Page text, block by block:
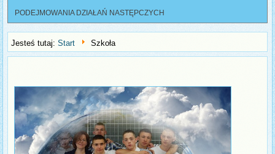
PODEJMOWANIA DZIAŁAŃ NASTĘPCZYCH
Jesteś tutaj:Start Szkoła